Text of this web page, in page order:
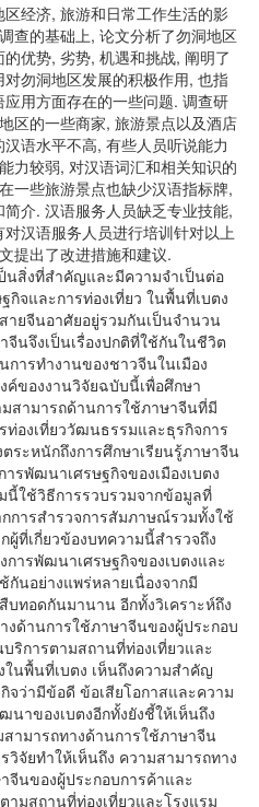
区经济, 旅游和日常工作生活的影
查的基础上, 论文分析了勿洞地区
优势, 劣势, 机遇和挑战, 阐明了
勿洞地区发展的积极作用, 也指
应用方面存在的一些问题. 调查研
区的一些商家, 旅游景点以及酒店
语水平不高, 有些人员听说能力
力较弱, 对汉语词汇和相关知识的
一些旅游景点也缺少汉语指标牌,
介. 汉语服务人员缺乏专业技能,
汉语服务人员进行培训针对以上
提出了改进措施和建议.
นสิ่งที่สำคัญและมีความจำเป็นต่อ
กิจและการท่องเที่ยว ในพื้นที่เบตง
ายจีนอาศัยอยู่รวมกันเป็นจำนวน
นจึงเป็นเรื่องปกติที่ใช้กันในชีวิต
การทำงานของชาวจีนในเมือง
ค์ของงานวิจัยฉบับนี้เพื่อศึกษา
มสามารถด้านการใช้ภาษาจีนที่มี
ท่องเที่ยววัฒนธรรมและธุรกิจการ
ตระหนักถึงการศึกษาเรียนรู้ภาษาจีน
รพัฒนาเศรษฐกิจของเมืองเบตง
นี้ใช้วิธีการรวบรวมจากข้อมูลที่
กการสำรวจการสัมภาษณ์รวมทั้งใช้
ผู้ที่เกี่ยวข้องบทความนี้สำรวจถึง
การพัฒนาเศรษฐกิจของเบตงและ
กันอย่างแพร่หลายเนื่องจากมี
ทอดกันมานาน อีกทั้งวิเคราะห์ถึง
งด้านการใช้ภาษาจีนของผู้ประกอบ
ริการตามสถานที่ท่องเที่ยวและ
ในพื้นที่เบตง เห็นถึงความสำคัญ
จว่ามีข้อดี ข้อเสียโอกาสและความ
นาของเบตงอีกทั้งยังชี้ให้เห็นถึง
ามารถทางด้านการใช้ภาษาจีน
วิจัยทำให้เห็นถึง ความสามารถทาง
จีนของผู้ประกอบการค้าและ
ามสถานที่ท่องเที่ยวและโรงแรม